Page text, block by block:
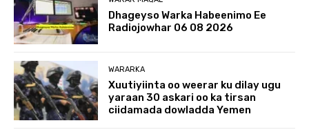
Dhageyso Warka Habeenimo Ee
Radiojowhar 06 08 2026
WARARKA
Xuutiyiinta oo weerar ku dilay ugu
yaraan 30 askari oo ka tirsan
ciidamada dowladda Yemen